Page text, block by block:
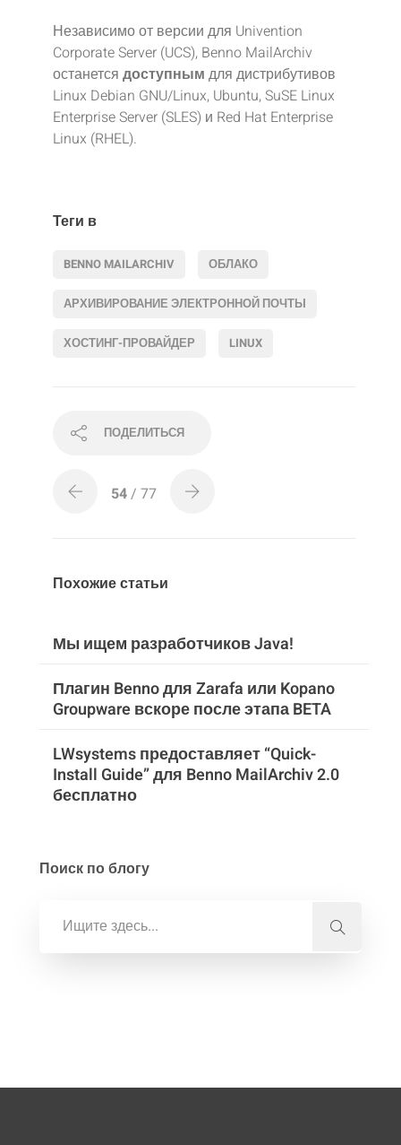
Независимо от версии для Univention
Corporate Server (UCS), Benno MailArchiv
останется доступным для дистрибутивов
Linux Debian GNU/Linux, Ubuntu, SuSE Linux
Enterprise Server (SLES) и Red Hat Enterprise
Linux (RHEL).
Теги в
BENNO MAILARCHIV ОБЛАКО
АРХИВИРОВАНИЕ ЭЛЕКТРОННОЙ ПОЧТЫ
ХОСТИНГ-ПРОВАЙДЕР LINUX
ПОДЕЛИТЬСЯ
54/ 77
Похожие статьи
Мы ищем разработчиков Java!
Плагин Benno для Zarafa или Kopano
Groupware вскоре после этапа BETA
LWsystems предоставляет “Quick-
Install Guide” для Benno MailArchiv 2.0
бесплатно
Поиск по блогу